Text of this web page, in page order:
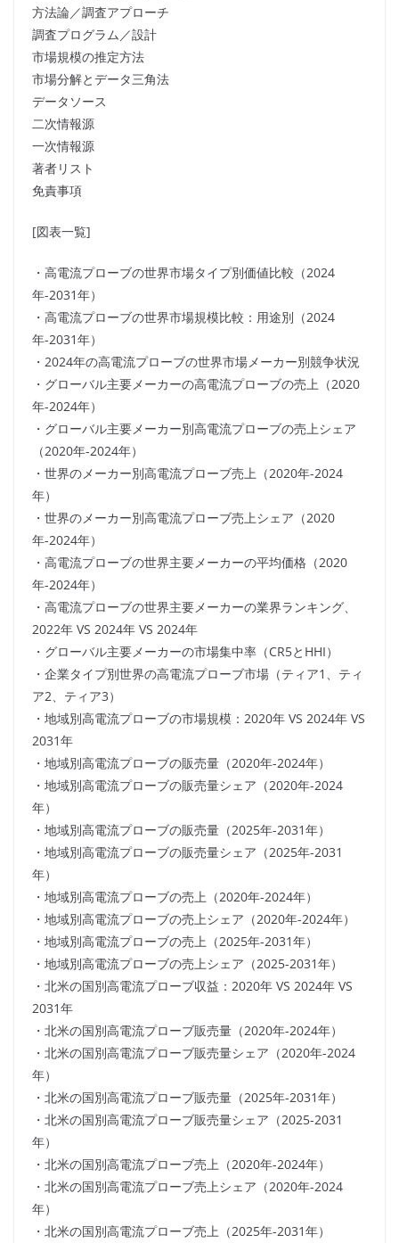
方法論／調査アプローチ
調査プログラム／設計
市場規模の推定方法
市場分解とデータ三角法
データソース
二次情報源
一次情報源
著者リスト
免責事項
[図表一覧]
・高電流プローブの世界市場タイプ別価値比較（2024
年-2031年）
・高電流プローブの世界市場規模比較：用途別（2024
年-2031年）
・2024年の高電流プローブの世界市場メーカー別競争状況
・グローバル主要メーカーの高電流プローブの売上（2020
年-2024年）
・グローバル主要メーカー別高電流プローブの売上シェア
（2020年-2024年）
・世界のメーカー別高電流プローブ売上（2020年-2024
年）
・世界のメーカー別高電流プローブ売上シェア（2020
年-2024年）
・高電流プローブの世界主要メーカーの平均価格（2020
年-2024年）
・高電流プローブの世界主要メーカーの業界ランキング、
2022年 VS 2024年 VS 2024年
・グローバル主要メーカーの市場集中率（CR5とHHI）
・企業タイプ別世界の高電流プローブ市場（ティア1、ティ
ア2、ティア3）
・地域別高電流プローブの市場規模：2020年 VS 2024年 VS
2031年
・地域別高電流プローブの販売量（2020年-2024年）
・地域別高電流プローブの販売量シェア（2020年-2024
年）
・地域別高電流プローブの販売量（2025年-2031年）
・地域別高電流プローブの販売量シェア（2025年-2031
年）
・地域別高電流プローブの売上（2020年-2024年）
・地域別高電流プローブの売上シェア（2020年-2024年）
・地域別高電流プローブの売上（2025年-2031年）
・地域別高電流プローブの売上シェア（2025-2031年）
・北米の国別高電流プローブ収益：2020年 VS 2024年 VS
2031年
・北米の国別高電流プローブ販売量（2020年-2024年）
・北米の国別高電流プローブ販売量シェア（2020年-2024
年）
・北米の国別高電流プローブ販売量（2025年-2031年）
・北米の国別高電流プローブ販売量シェア（2025-2031
年）
・北米の国別高電流プローブ売上（2020年-2024年）
・北米の国別高電流プローブ売上シェア（2020年-2024
年）
・北米の国別高電流プローブ売上（2025年-2031年）